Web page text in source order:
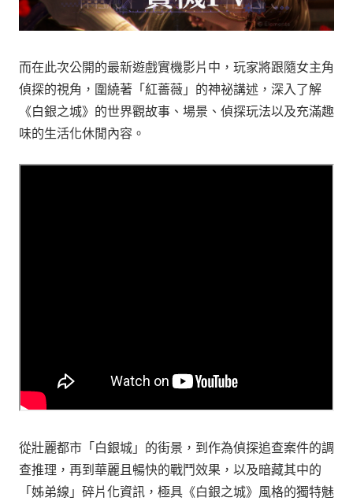
而在此次公開的最新遊戲實機影片中，玩家將跟隨女主角
偵探的視角，圍繞著「紅薔薇」的神祕講述，深入了解
《白銀之城》的世界觀故事、場景、偵探玩法以及充滿趣
味的生活化休閒內容。
從壯麗都市「白銀城」的街景，到作為偵探追查案件的調
查推理，再到華麗且暢快的戰鬥效果，以及暗藏其中的
「姊弟線」碎片化資訊，極具《白銀之城》風格的獨特魅